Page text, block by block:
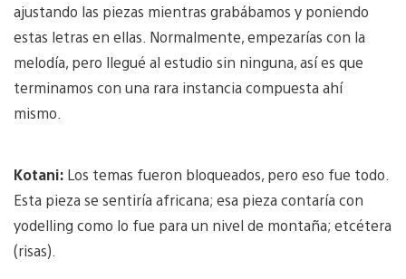
ajustando las piezas mientras grabábamos y poniendo
estas letras en ellas. Normalmente, empezarías con la
melodía, pero llegué al estudio sin ninguna, así es que
terminamos con una rara instancia compuesta ahí
mismo.
Kotani: Los temas fueron bloqueados, pero eso fue todo.
Esta pieza se sentiría africana; esa pieza contaría con
yodelling como lo fue para un nivel de montaña; etcétera
(risas).